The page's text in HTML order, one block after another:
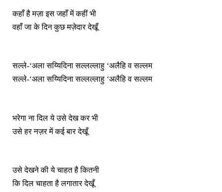
कहाँ है मज़ा इस जहाँ में कहीं भी
वहाँ जा के दिन कुछ मज़ेदार देखूँ
सल्ले-‘अला सय्यिदिना सल्लल्लाहु ‘अलैहि व सल्लम
सल्ले-‘अला सय्यिदिना सल्लल्लाहु ‘अलैहि व सल्लम
भरेगा ना दिल ये उसे देख कर भी
उसे हर नज़र में कई बार देखूँ
उसे देखने की ये चाहत है कितनी
कि दिल चाहता है लगातार देखूँ